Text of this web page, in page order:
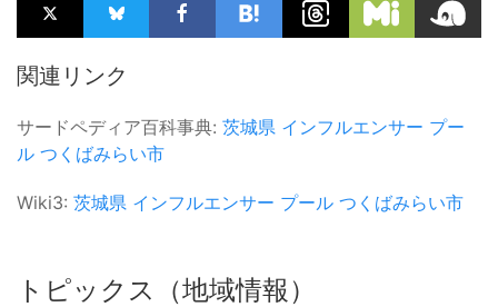
関連リンク
サードペディア百科事典: 茨城県 インフルエンサー プー
ル つくばみらい市
Wiki3: 茨城県 インフルエンサー プール つくばみらい市
トピックス（地域情報）